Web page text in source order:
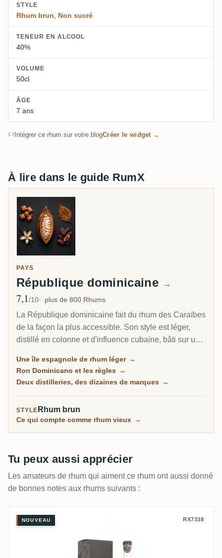
STYLE
Rhum brun, Non sucré
TENEUR EN ALCOOL
40%
VOLUME
50cl
ÂGE
7 ans
Intégrer ce rhum sur votre blogCréer le widget →
À lire dans le guide RumX
PAYS
République dominicaine →
Note moyenne
7,1/10 plus de 800 Rhums
La République dominicaine fait du rhum des Caraïbes
de la façon la plus accessible. Son style est léger,
distillé en colonne et d'influence cubaine, bâti sur un
sur le funk lourd de la Jamaïque ou de la Guyane.
Des dizaines de marques familières remplissent les
Une île espagnole de rhum léger →
Ron Dominicano et les règles →
Deux distilleries, des dizaines de marques →
STYLE Rhum brun
Ce qui compte comme rhum vieux →
Tu peux aussi apprécier
Les amateurs de rhum qui aiment ce rhum ont aussi donné
de bonnes notes aux rhums suivants :
El Supremo 8 Años
NOUVEAU RX7338